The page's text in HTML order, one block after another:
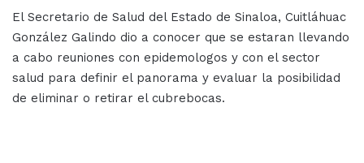
El Secretario de Salud del Estado de Sinaloa, Cuitláhuac
González Galindo dio a conocer que se estaran llevando
a cabo reuniones con epidemologos y con el sector
salud para definir el panorama y evaluar la posibilidad
de eliminar o retirar el cubrebocas.